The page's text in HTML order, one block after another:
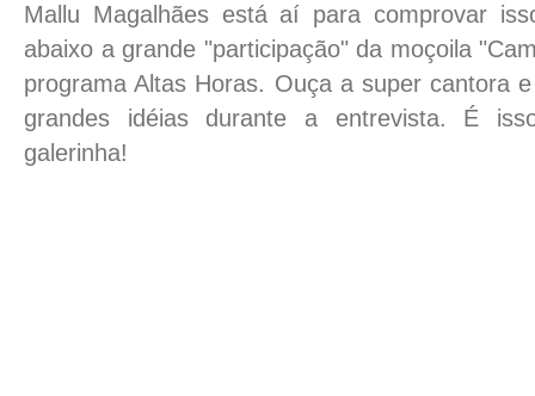
Mallu Magalhães está aí para comprovar
abaixo a grande "participação" da moçoila
programa Altas Horas. Ouça a super cantora
grandes idéias durante a entrevista. É
galerinha!